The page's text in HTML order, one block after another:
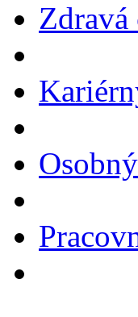
Zdravá